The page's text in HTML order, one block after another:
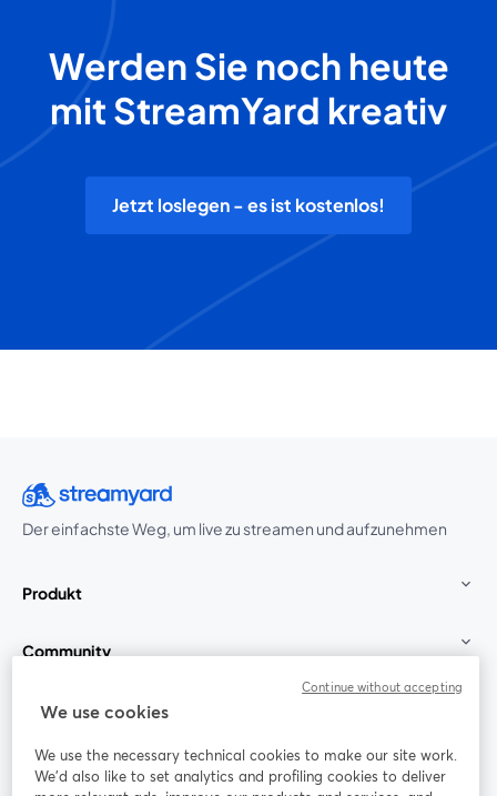
Werden Sie noch heute
mit StreamYard kreativ
Jetzt loslegen - es ist kostenlos!
Der einfachste Weg, um live zu streamen und aufzunehmen
Produkt
Community
StreamYard für
Mitmachen
We use cookies
We use the necessary technical cookies to make our site work.
We'd also like to set analytics and profiling cookies to deliver
Continue without accepting